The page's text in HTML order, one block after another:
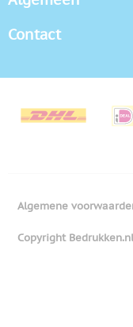
Contact
Algemene
Copyright Bedrukken.nl